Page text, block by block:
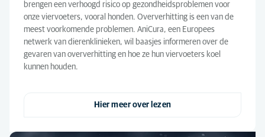
brengen een verhoogd risico op gezondheidsproblemen voor
onze viervoeters, vooral honden. Oververhitting is een van de
meest voorkomende problemen. AniCura, een Europees
netwerk van dierenklinieken, wil baasjes informeren over de
gevaren van oververhitting en hoe ze hun viervoeters koel
kunnen houden.
Hier meer over lezen